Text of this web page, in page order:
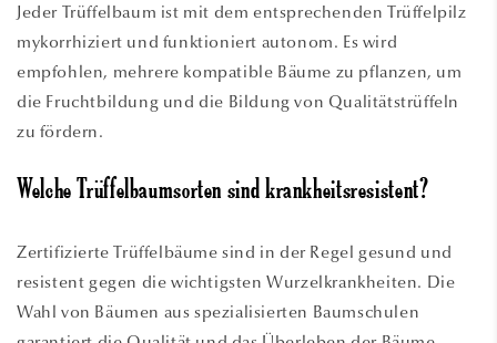
Jeder Trüffelbaum ist mit dem entsprechenden Trüffelpilz
mykorrhiziert und funktioniert autonom. Es wird
empfohlen, mehrere kompatible Bäume zu pflanzen, um
die Fruchtbildung und die Bildung von Qualitätstrüffeln
zu fördern.
Welche Trüffelbaumsorten sind krankheitsresistent?
Zertifizierte Trüffelbäume sind in der Regel gesund und
resistent gegen die wichtigsten Wurzelkrankheiten. Die
Wahl von Bäumen aus spezialisierten Baumschulen